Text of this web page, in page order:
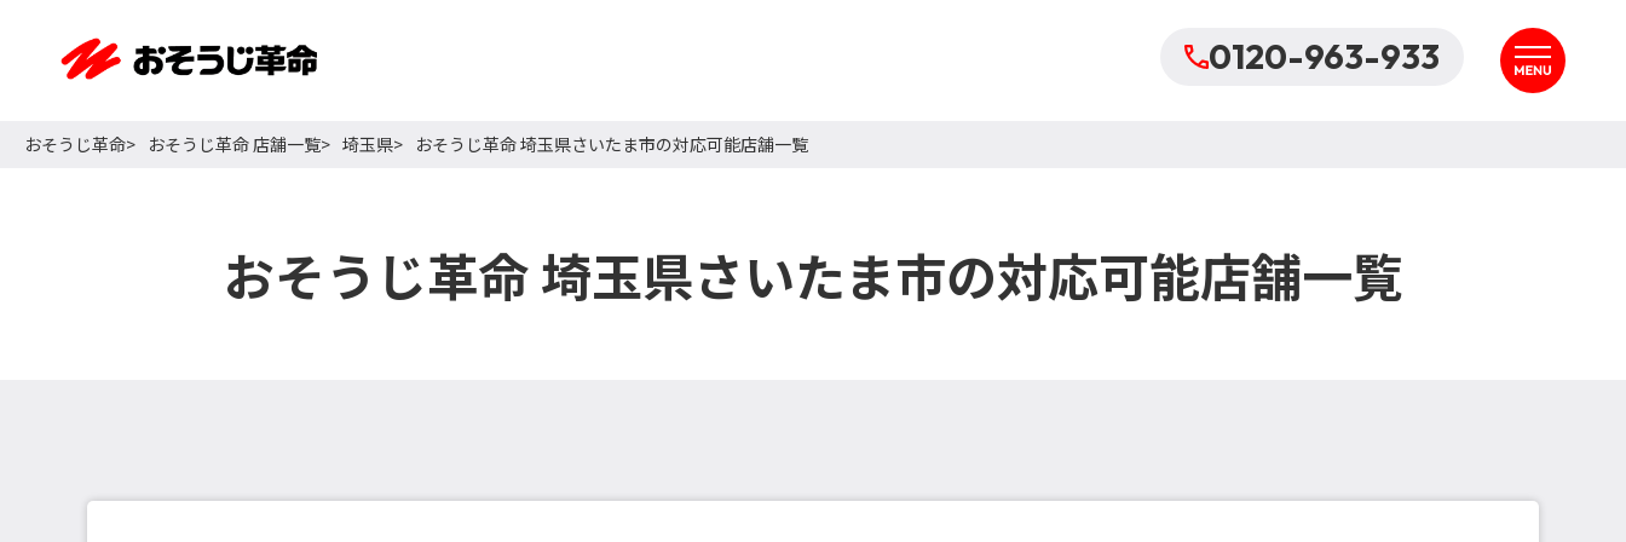
0120-963-933
おそうじ革命 おそうじ革命 店舗一覧 埼玉県 おそうじ革命 埼玉県さいたま市の対応可能店舗一覧
おそうじ革命 埼玉県さいたま市の対応可能店舗一覧